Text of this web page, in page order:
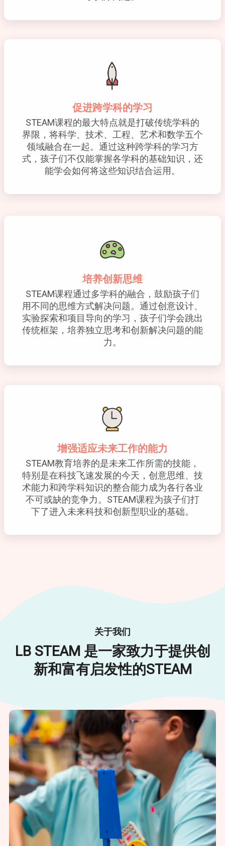
促进跨学科的学习
STEAM课程的最大特点就是打破传统学科的
界限，将科学、技术、工程、艺术和数学五个
领域融合在一起。通过这种跨学科的学习方
式，孩子们不仅能掌握各学科的基础知识，还
能学会如何将这些知识结合运用。
培养创新思维
STEAM课程通过多学科的融合，鼓励孩子们
用不同的思维方式解决问题。通过创意设计、
实验探索和项目导向的学习，孩子们学会跳出
传统框架，培养独立思考和创新解决问题的能
力。
增强适应未来工作的能力
STEAM教育培养的是未来工作所需的技能，
特别是在科技飞速发展的今天，创意思维、技
术能力和跨学科知识的整合能力成为各行各业
不可或缺的竞争力。STEAM课程为孩子们打
下了进入未来科技和创新型职业的基础。
关于我们
LB STEAM 是一家致力于提供创
新和富有启发性的STEAM